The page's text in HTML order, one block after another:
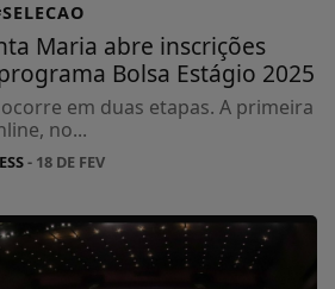
Maria abre inscrições
Bolsa Estágio 2025
em duas etapas. A primeira
no...
- 18 DE FEV